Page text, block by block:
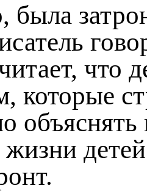
была
что
которые
жизни